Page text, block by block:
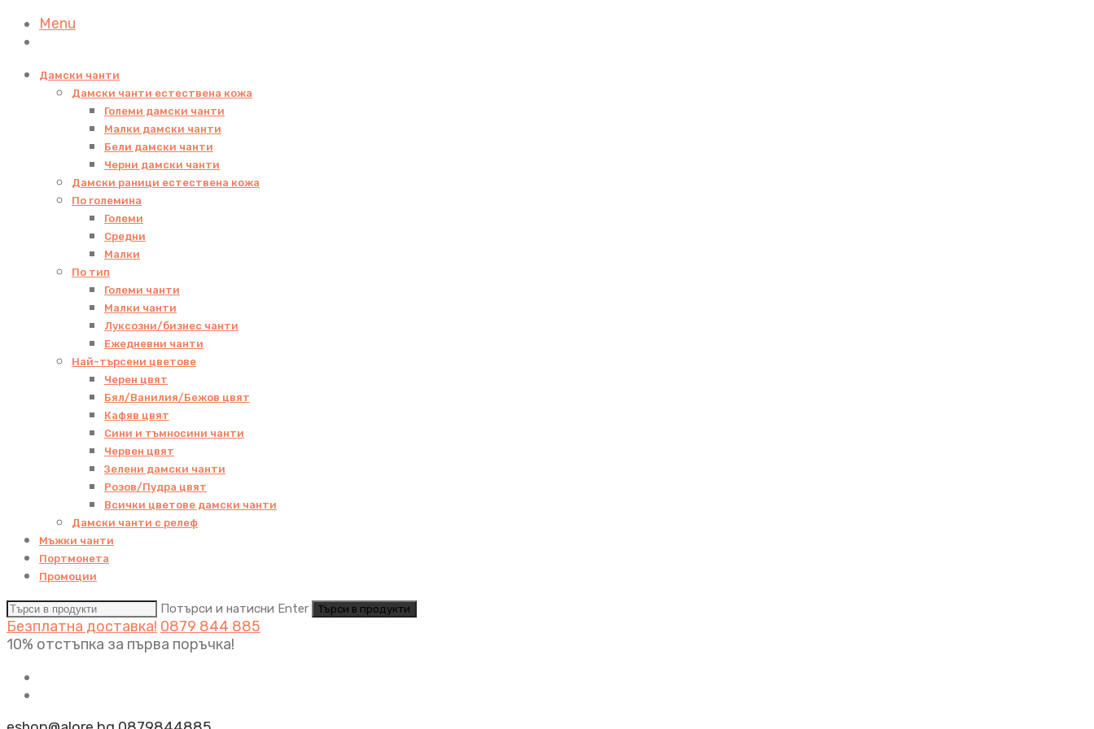
Menu
Дамски чанти
Дамски чанти естествена кожа
Големи дамски чанти
Малки дамски чанти
Бели дамски чанти
Черни дамски чанти
Дамски раници естествена кожа
По големина
Големи
Средни
Малки
По тип
Големи чанти
Малки чанти
Луксозни/бизнес чанти
Ежедневни чанти
Най-търсени цветове
Черен цвят
Бял/Ванилия/Бежов цвят
Кафяв цвят
Сини и тъмносини чанти
Червен цвят
Зелени дамски чанти
Розов/Пудра цвят
Всички цветове дамски чанти
Дамски чанти с релеф
Мъжки чанти
Портмонета
Промоции
Потърси и натисни Enter
Безплатна доставка! 0879 844 885
10% отстъпка за първа поръчка!